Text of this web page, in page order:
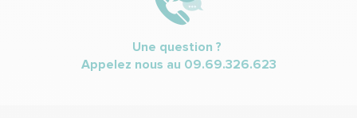
Une question ?
Appelez nous au 09.69.326.623